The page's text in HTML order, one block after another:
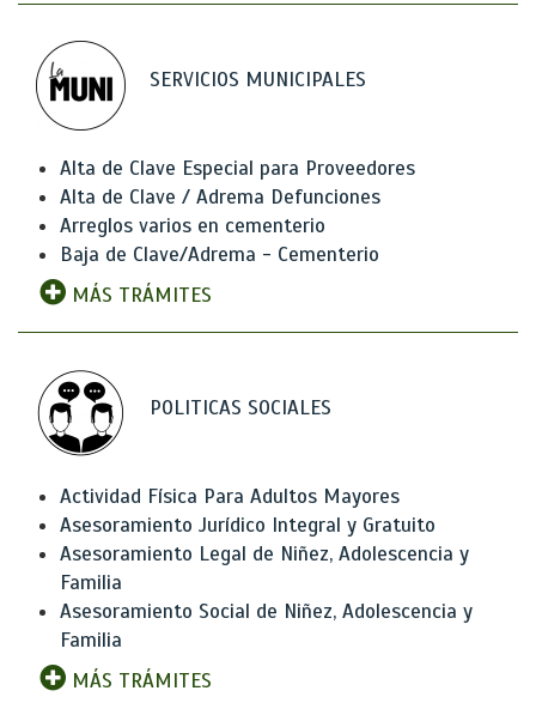
SERVICIOS MUNICIPALES
Alta de Clave Especial para Proveedores
Alta de Clave / Adrema Defunciones
Arreglos varios en cementerio
Baja de Clave/Adrema - Cementerio
MÁS TRÁMITES
POLITICAS SOCIALES
Actividad Física Para Adultos Mayores
Asesoramiento Jurídico Integral y Gratuito
Asesoramiento Legal de Niñez, Adolescencia y
Familia
Asesoramiento Social de Niñez, Adolescencia y
Familia
MÁS TRÁMITES